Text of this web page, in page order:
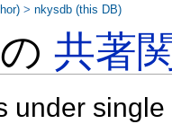
の共著
under
>nkysdb (this DB)